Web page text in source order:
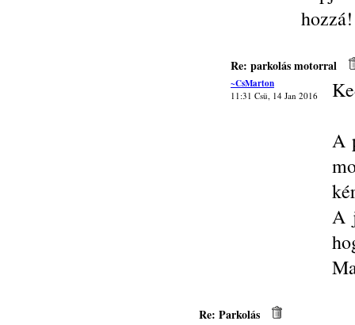
hozzá!
Re: parkolás motorral
~CsMarton
11:31 Csü, 14 Jan 2016
A
A
Re: Parkolás